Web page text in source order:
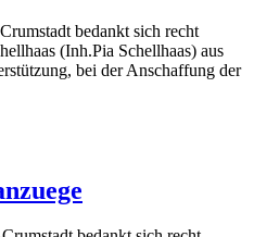
bedankt sich recht
(Inh.Pia Schellhaas) aus
bei der Anschaffung der